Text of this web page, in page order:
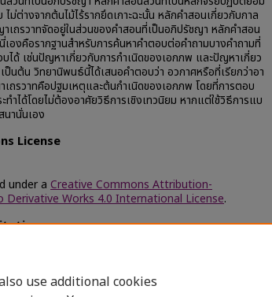
ไม่ต่างจากต้นไม้ไร้รากยึดเกาะฉะนั้น หลักคำสอนเกี่ยวกับกาล
เถรวาทจัดอยู่ในส่วนของคำสอนที่เป็นอภิปรัชญา หลักคำสอน
เองคือรากฐานสำหรับการค้นหาคำตอบต่อคำถามบางคำถามที่
ได้ เช่นปัญหาเกี่ยวกับการกำเนิดของเอกภพ และปัญหาเกี่ยว
นต้น วิทยานิพนธ์นี้ได้เสนอคำตอบว่า อวกาศหรือที่เรียกว่าอา
เถรวาทคือปฐมเหตุและต้นกำเนิดของเอกภพ โดยที่การตอบ
ทำได้โดยไม่ต้องอาศัยวิธีการเชิงเทวนิยม หากแต่ใช้วิธีการแบ
านั่นเอง
License
under a Creative Commons Attribution-
Derivative Works 4.0 International License.
use additional cookies